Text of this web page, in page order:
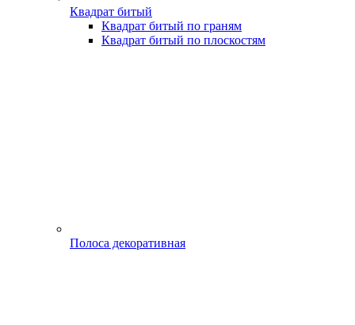
Квадрат битый
Квадрат битый по граням
Квадрат битый по плоскостям
Полоса декоративная